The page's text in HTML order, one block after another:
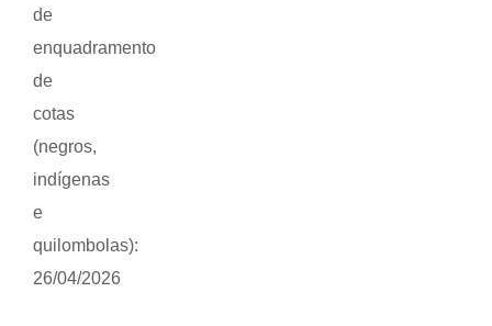
de
enquadramento
de
cotas
(negros,
indígenas
e
quilombolas):
26/04/2026